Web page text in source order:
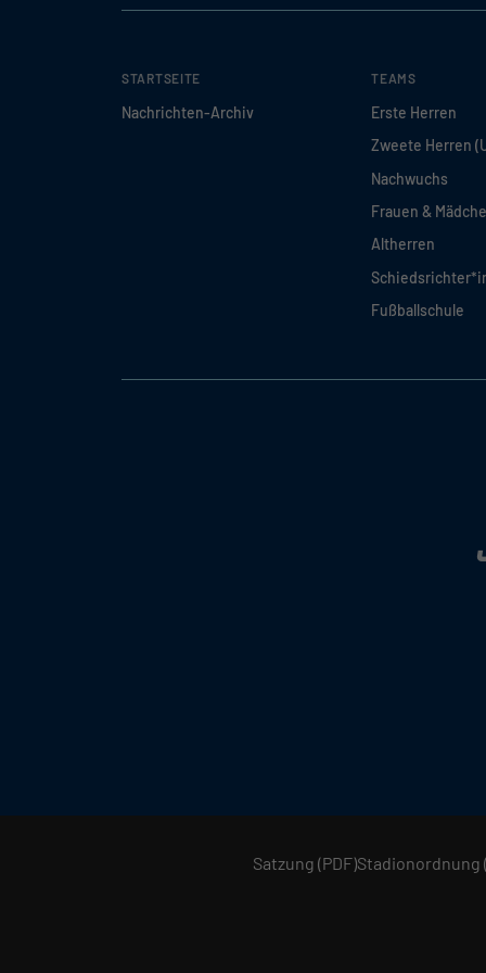
STARTSEITE
Nachrichten-Archiv
TEAMS
Erste Herren
Zweete Herren
Nachwuchs
Frauen &
Altherren
Fußballschule
Satzung (PDF)Stadionordnung